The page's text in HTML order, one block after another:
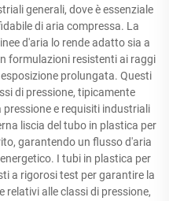
generali, dove è essenziale
di aria compressa. La
d'aria lo rende adatto sia a
formulazioni resistenti ai raggi
prolungata. Questi
di pressione, tipicamente
e requisiti industriali
liscia del tubo in plastica per
garantendo un flusso d'aria
I tubi in plastica per
a rigorosi test per garantire la
alle classi di pressione,